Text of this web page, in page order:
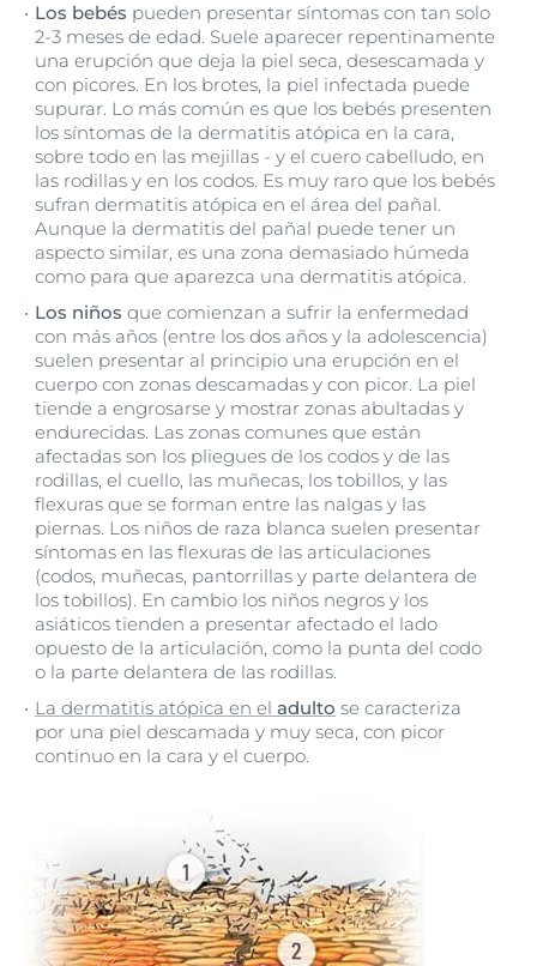
Los bebés pueden presentar síntomas con tan solo
2-3 meses de edad. Suele aparecer repentinamente
una erupción que deja la piel seca, desescamada y
con picores. En los brotes, la piel infectada puede
supurar. Lo más común es que los bebés presenten
los síntomas de la dermatitis atópica en la cara,
sobre todo en las mejillas - y el cuero cabelludo, en
las rodillas y en los codos. Es muy raro que los bebés
sufran dermatitis atópica en el área del pañal.
Aunque la dermatitis del pañal puede tener un
aspecto similar, es una zona demasiado húmeda
como para que aparezca una dermatitis atópica.
Los niños que comienzan a sufrir la enfermedad
con más años (entre los dos años y la adolescencia)
suelen presentar al principio una erupción en el
cuerpo con zonas descamadas y con picor. La piel
tiende a engrosarse y mostrar zonas abultadas y
endurecidas. Las zonas comunes que están
afectadas son los pliegues de los codos y de las
rodillas, el cuello, las muñecas, los tobillos, y las
flexuras que se forman entre las nalgas y las
piernas. Los niños de raza blanca suelen presentar
síntomas en las flexuras de las articulaciones
(codos, muñecas, pantorrillas y parte delantera de
los tobillos). En cambio los niños negros y los
asiáticos tienden a presentar afectado el lado
opuesto de la articulación, como la punta del codo
o la parte delantera de las rodillas.
La dermatitis atópica en el adulto se caracteriza
por una piel descamada y muy seca, con picor
continuo en la cara y el cuerpo.